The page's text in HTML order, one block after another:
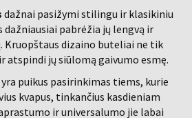
dažnai pasižymi stilingu ir klasikiniu
pabrėžia jų lengvą ir
Kruopštaus dizaino buteliai ne tik
atspindi jų siūlomą gaivumo esmę.
yra puikus pasirinkimas tiems, kurie
kvapus, tinkančius kasdieniam
ir universalumo jie labai